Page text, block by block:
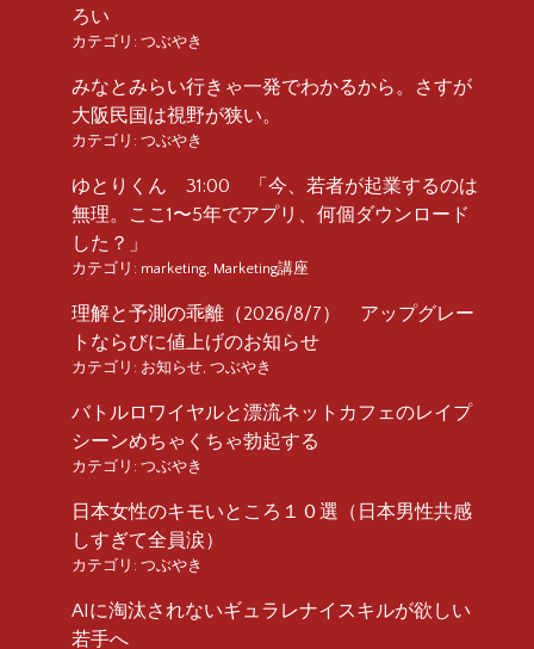
ろい
カテゴリ: つぶやき
みなとみらい行きゃ一発でわかるから。さすが
大阪民国は視野が狭い。
カテゴリ: つぶやき
ゆとりくん 31:00 「今、若者が起業するのは
無理。ここ1〜5年でアプリ、何個ダウンロード
した？」
カテゴリ: marketing, Marketing講座
理解と予測の乖離（2026/8/7） アップグレー
トならびに値上げのお知らせ
カテゴリ: お知らせ, つぶやき
バトルロワイヤルと漂流ネットカフェのレイプ
シーンめちゃくちゃ勃起する
カテゴリ: つぶやき
日本女性のキモいところ１０選（日本男性共感
しすぎて全員涙）
カテゴリ: つぶやき
AIに淘汰されないギュラレナイスキルが欲しい
若手へ